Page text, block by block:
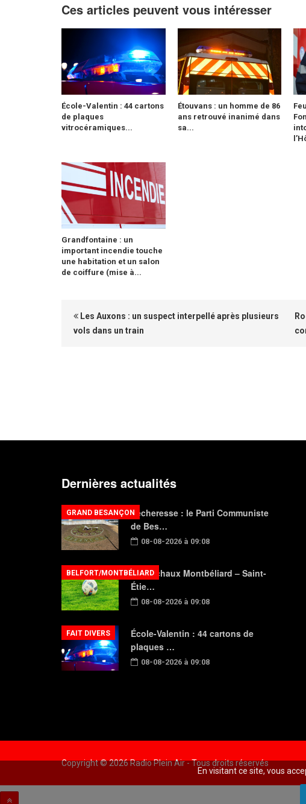
Ces articles peuvent vous intéresser
École-Valentin : 44 cartons
de plaques
vitrocéramiques...
Étouvans : un homme de 86
ans retrouvé inanimé dans
sa...
Grandfontaine : un
important incendie touche
une habitation et un salon
de coiffure (mise à...
Les Auxons : un suspect interpellé après plusieurs
vols dans un train
Dernières actualités
Sécheresse : le Parti Communiste
de Bes…
08-08-2026 à 09:08
GRAND BESANÇON
FC Sochaux Montbéliard – Saint-
Étie…
08-08-2026 à 09:08
BELFORT/MONTBÉLIARD
École-Valentin : 44 cartons de
plaques …
08-08-2026 à 09:08
FAIT DIVERS
Copyright © 2026 Radio Plein Air - Tous droits réservés
En visitant ce site, vous